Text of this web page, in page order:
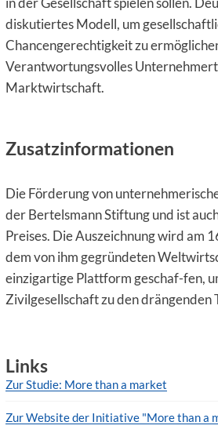
diskutiertes Modell, um
Chancengerechtigkeit zu
Verantwortungsvolles
Marktwirtschaft.
Zusatzinformationen
Die Förderung von
der Bertelsmann Stiftung und ist
Preises. Die Auszeichnung wird am
dem von ihm gegründeten
einzigartige Plattform geschaf-fen,
Zivilgesellschaft zu den
Links
Zur Studie: More than a market
Zur Website der Initiative "More than a